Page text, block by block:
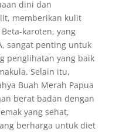
dini dan
memberikan kulit
karoten, yang
sangat penting untuk
penglihatan yang baik
Selain itu,
Buah Merah Papua
berat badan dengan
yang sehat,
berharga untuk diet